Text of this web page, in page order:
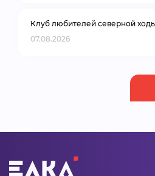
Клуб любителей северной
07.08.2026